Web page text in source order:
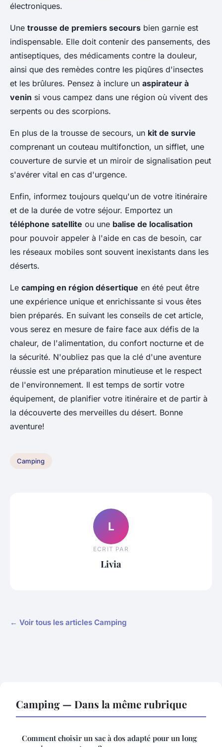
électroniques.
Une trousse de premiers secours bien garnie est
indispensable. Elle doit contenir des pansements, des
antiseptiques, des médicaments contre la douleur,
ainsi que des remèdes contre les piqûres d'insectes
et les brûlures. Pensez à inclure un aspirateur à
venin si vous campez dans une région où vivent des
serpents ou des scorpions.
En plus de la trousse de secours, un kit de survie
comprenant un couteau multifonction, un sifflet, une
couverture de survie et un miroir de signalisation peut
s'avérer vital en cas d'urgence.
Enfin, informez toujours quelqu'un de votre itinéraire
et de la durée de votre séjour. Emportez un
téléphone satellite ou une balise de localisation
pour pouvoir appeler à l'aide en cas de besoin, car
les réseaux mobiles sont souvent inexistants dans les
déserts.
Le camping en région désertique en été peut être
une expérience unique et enrichissante si vous êtes
bien préparés. En suivant les conseils de cet article,
vous serez en mesure de faire face aux défis de la
chaleur, de l'alimentation, du confort nocturne et de
la sécurité. N'oubliez pas que la clé d'une aventure
réussie est une préparation minutieuse et le respect
de l'environnement. Il est temps de sortir votre
équipement, de planifier votre itinéraire et de partir à
la découverte des merveilles du désert. Bonne
aventure!
Camping
L
ECRIT PAR
Livia
← Voir tous les articles Camping
Camping — Dans la même rubrique
Comment choisir un sac à dos adapté pour un long